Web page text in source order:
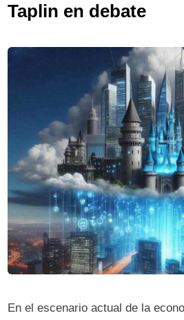
Taplin en debate
En el escenario actual de la